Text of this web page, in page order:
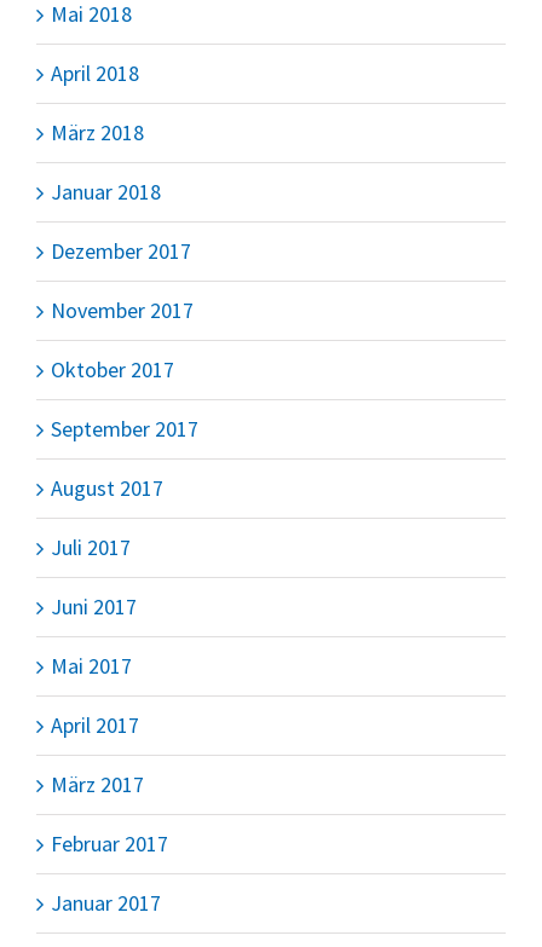
Mai 2018
April 2018
März 2018
Januar 2018
Dezember 2017
November 2017
Oktober 2017
September 2017
August 2017
Juli 2017
Juni 2017
Mai 2017
April 2017
März 2017
Februar 2017
Januar 2017